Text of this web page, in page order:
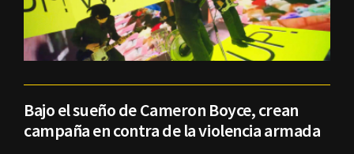
Bajo el sueño de Cameron Boyce, crean
campaña en contra de la violencia armada